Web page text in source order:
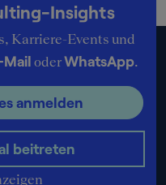
Insights
Karriere-Events und
Mail oderWhatsApp.
anmelden
beitreten